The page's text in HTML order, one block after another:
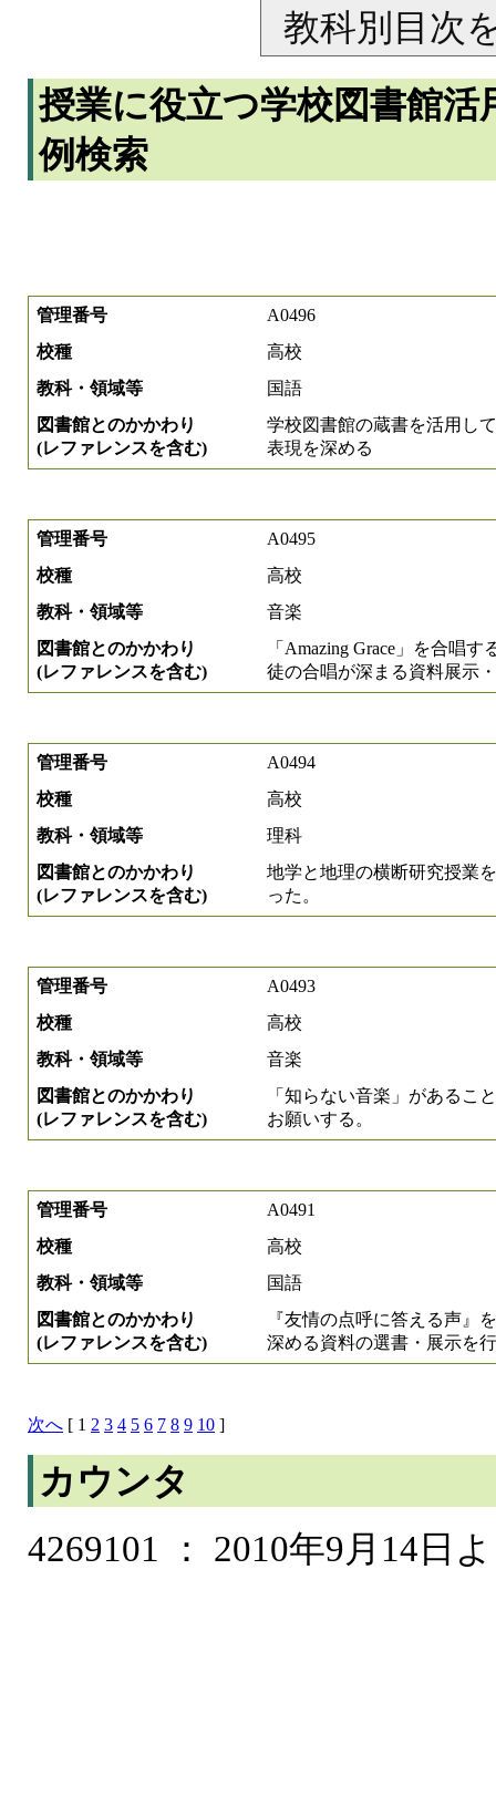
教科別目次
授業に役立つ学校図書館
例検索
管理番号
A0496
校種
高校
教科・領域等
国語
図書館とのかかわり
(レファレンスを含む)
学校図書館の蔵書を活用し
表現を深める
管理番号
A0495
校種
高校
教科・領域等
音楽
図書館とのかかわり
(レファレンスを含む)
「Amazing Grace」を合唱
徒の合唱が深まる資料展示
管理番号
A0494
校種
高校
教科・領域等
理科
図書館とのかかわり
(レファレンスを含む)
地学と地理の横断研究授業
った。
管理番号
A0493
校種
高校
教科・領域等
音楽
図書館とのかかわり
(レファレンスを含む)
「知らない音楽」があるこ
お願いする。
管理番号
A0491
校種
高校
教科・領域等
国語
図書館とのかかわり
(レファレンスを含む)
『友情の点呼に答える声』
深める資料の選書・展示を
次へ [ 1 2 3 4 5 6 7 8 9 10 ]
カウンタ
4269101 ： 2010年9月14日